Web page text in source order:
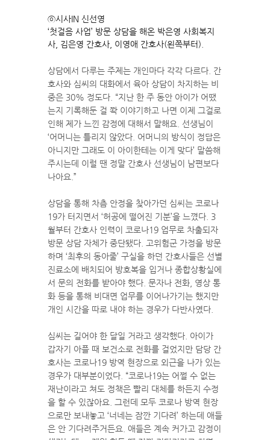
ⓒ시사IN 신선영
‘첫걸음 사업’ 방문 상담을 해온 박은영 사회복지
사, 김은영 간호사, 이영애 간호사(왼쪽부터).
상담에서 다루는 주제는 개인마다 각각 다르다. 간
호사와 심씨의 대화에서 육아 상담이 차지하는 비
중은 30% 정도다. “지난 한 주 동안 아이가 어땠
는지 기록해둔 걸 쫙 이야기하고 나면 이제 그걸로
인해 제가 느낀 감정에 대해서 말해요. 선생님이
‘어머니는 틀리지 않았다. 어머니의 방식이 정답은
아니지만 그래도 이 아이한테는 이게 맞다’ 말씀해
주시는데 이럴 땐 정말 간호사 선생님이 남편보다
나아요.”
상담을 통해 차츰 안정을 찾아가던 심씨는 코로나
19가 터지면서 ‘허공에 떨어진 기분’을 느꼈다. 3
월부터 간호사 인력이 코로나19 업무로 차출되자
방문 상담 자체가 중단됐다. 고위험군 가정을 방문
하며 ‘최후의 동아줄’ 구실을 하던 간호사들은 선별
진료소에 배치되어 방호복을 입거나 종합상황실에
서 문의 전화를 받아야 했다. 문자나 전화, 영상 통
화 등을 통해 비대면 업무를 이어나가기는 했지만
개인 시간을 따로 내야 하는 경우가 다반사였다.
심씨는 길어야 한 달일 거라고 생각했다. 아이가
갑자기 아플 때 보건소로 전화를 걸었지만 담당 간
호사는 코로나19 방역 현장으로 외근을 나가 있는
경우가 대부분이었다. “코로나19는 어쩔 수 없는
재난이라고 쳐도 정책은 빨리 대체를 하든지 수정
을 할 수 있잖아요. 그런데 모두 코로나 방역 현장
으로만 보내놓고 ‘너네는 잠깐 기다려’ 하는데 애들
은 안 기다려주거든요. 애들은 계속 커가고 감정이